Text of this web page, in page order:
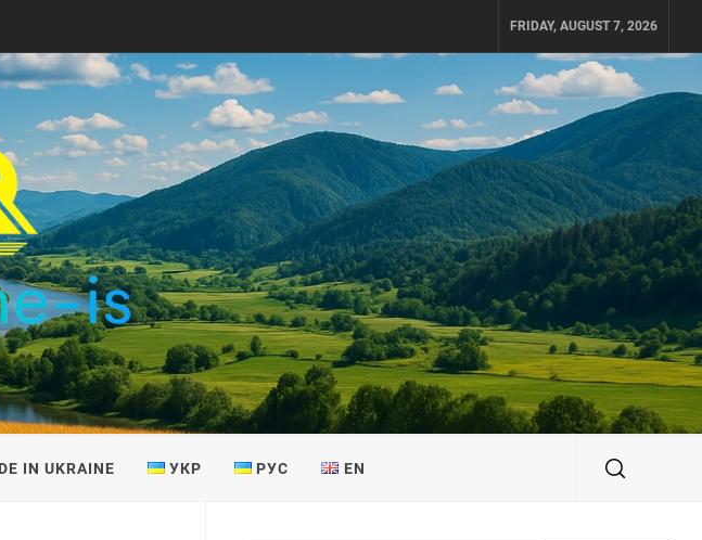
FRIDAY, AUGUST 7, 2026
IN UKRAINE УКР РУС EN